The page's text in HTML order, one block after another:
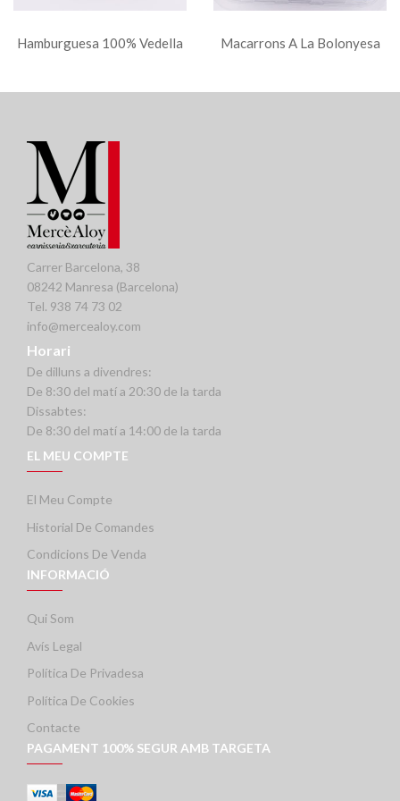
Hamburguesa 100% Vedella
Macarrons A La Bolonyesa
Carrer Barcelona, 38
08242 Manresa (Barcelona)
Tel. 938 74 73 02
info@mercealoy.com
Horari
De dilluns a divendres:
De 8:30 del matí a 20:30 de la tarda
Dissabtes:
De 8:30 del matí a 14:00 de la tarda
EL MEU COMPTE
El Meu Compte
Historial De Comandes
Condicions De Venda
INFORMACIÓ
Qui Som
Avís Legal
Política De Privadesa
Política De Cookies
Contacte
PAGAMENT 100% SEGUR AMB TARGETA